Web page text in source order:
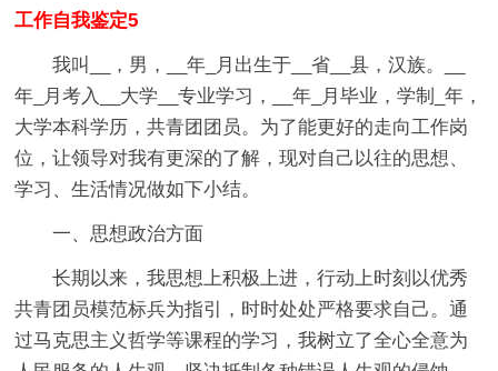
工作自我鉴定5
我叫__，男，__年_月出生于__省__县，汉族。__
年_月考入__大学__专业学习，__年_月毕业，学制_年，
大学本科学历，共青团团员。为了能更好的走向工作岗
位，让领导对我有更深的了解，现对自己以往的思想、
学习、生活情况做如下小结。
一、思想政治方面
长期以来，我思想上积极上进，行动上时刻以优秀
共青团员模范标兵为指引，时时处处严格要求自己。通
过马克思主义哲学等课程的学习，我树立了全心全意为